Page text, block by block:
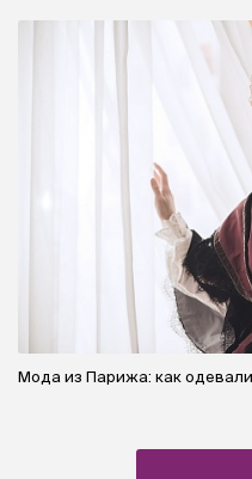
Мода из Парижа: как